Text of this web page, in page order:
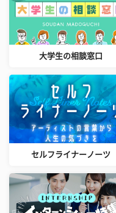
大学生の相談窓口
セルフライナーノーツ